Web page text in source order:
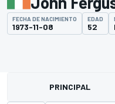
FECHA DE NACIMIENTO
1973-11-08
EDAD
52
PRINCIPAL